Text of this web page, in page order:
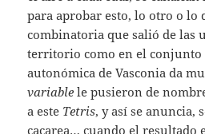
para aprobar esto, lo otro o lo
combinatoria que salió de las
territorio como en el conjunto
autonómica de Vasconia da
variable le pusieron de
a este Tetris, y así se anuncia,
cacarea… cuando el resultado